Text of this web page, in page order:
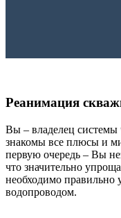
Реанимация
Вы – владелец системы
знакомы все плюсы и
первую очередь – Вы
что значительно
необходимо правильно
водопроводом.